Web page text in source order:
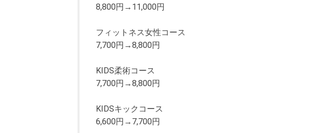
8,800円→11,000円
フィットネス女性コース
7,700円→8,800円
KIDS柔術コース
7,700円→8,800円
KIDSキックコース
6,600円→7,700円